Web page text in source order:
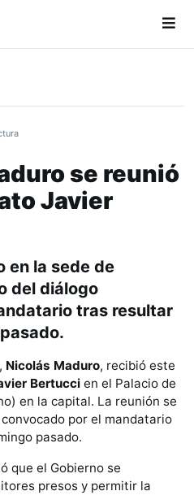
se reunió
Javier
en la sede de
del diálogo
tras resultar
Nicolás Maduro, recibió este
Bertucci en el Palacio de
en la capital. La reunión se
convocado por el mandatario
pasado.
que el Gobierno se
presos y permitir la